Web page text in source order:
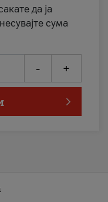
да ја
сума
- +